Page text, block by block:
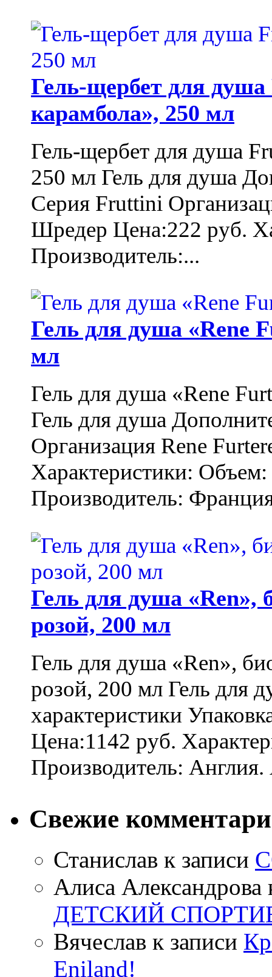
Гель-щербет для
карамбола», 250 мл
Гель-щербет для душа
250 мл Гель для душа
Серия Fruttini
Шредер Цена:222 руб.
Производитель:...
Гель для душа «Rene
мл
Гель для душа «Rene
Гель для душа
Организация Rene
Характеристики:
Производитель:
Гель для душа «Ren»,
розой, 200 мл
Гель для душа «Ren»,
розой, 200 мл Гель для
характеристики
Цена:1142 руб.
Производитель:
Свежие
Станислав к записи
Алиса Александрова
ДЕТСКИЙ
Вячеслав к записи
Eniland!